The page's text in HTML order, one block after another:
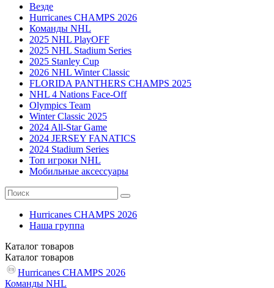
Везде
Hurricanes CHAMPS 2026
Команды NHL
2025 NHL PlayOFF
2025 NHL Stadium Series
2025 Stanley Cup
2026 NHL Winter Classic
FLORIDA PANTHERS CHAMPS 2025
NHL 4 Nations Face-Off
Olympics Team
Winter Classic 2025
2024 All-Star Game
2024 JERSEY FANATICS
2024 Stadium Series
Топ игроки NHL
Мобильные аксессуары
Hurricanes CHAMPS 2026
Наша группа
Каталог товаров
Каталог товаров
Hurricanes CHAMPS 2026
Команды NHL